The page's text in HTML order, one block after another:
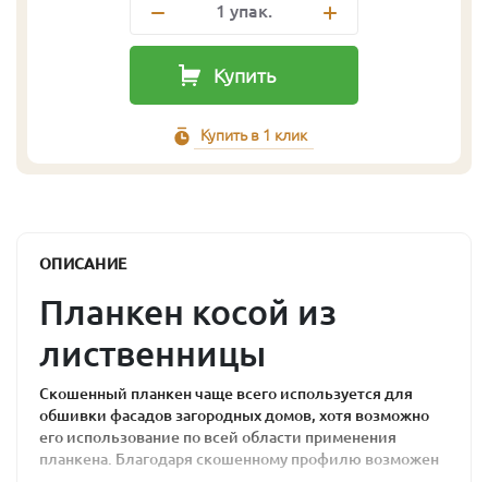
1 упак.
Купить
Купить в 1 клик
ОПИСАНИЕ
Планкен косой из
лиственницы
Скошенный планкен чаще всего используется для
обшивки фасадов загородных домов, хотя возможно
его использование по всей области применения
планкена. Благодаря скошенному профилю возможен